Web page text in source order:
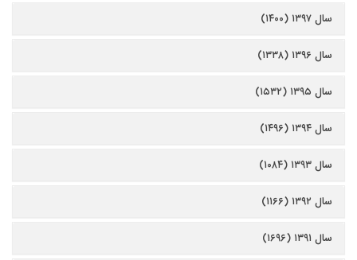
سال ۱۳۹۷ (۱۴۰۰)
سال ۱۳۹۶ (۱۳۳۸)
سال ۱۳۹۵ (۱۵۳۲)
سال ۱۳۹۴ (۱۴۹۶)
سال ۱۳۹۳ (۱۰۸۴)
سال ۱۳۹۲ (۱۱۶۶)
سال ۱۳۹۱ (۱۶۹۶)